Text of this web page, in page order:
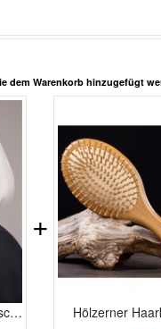
dem Warenkorb hinzugefügt
Modern Gerade Klassische Echthaar Spitzefront Perücke Hölzerner
+